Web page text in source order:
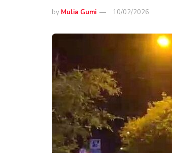
by Mulia Gumi 10/02/2026